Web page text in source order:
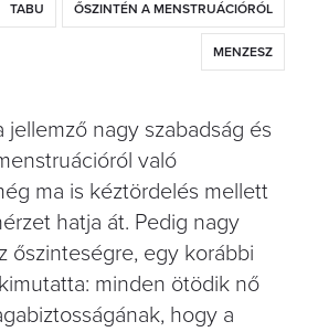
TABU ŐSZINTÉN A MENSTRUÁCIÓRÓL
MENZESZ
jellemző nagy szabadság és
való
ma is kéztördelés mellett
hatja át. Pedig nagy
őszinteségre, egy korábbi
minden ötödik nő
hogy a